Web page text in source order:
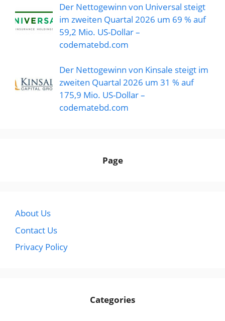
Der Nettogewinn von Universal steigt
im zweiten Quartal 2026 um 69 % auf
59,2 Mio. US-Dollar –
codematebd.com
Der Nettogewinn von Kinsale steigt im
zweiten Quartal 2026 um 31 % auf
175,9 Mio. US-Dollar –
codematebd.com
Page
About Us
Contact Us
Privacy Policy
Categories